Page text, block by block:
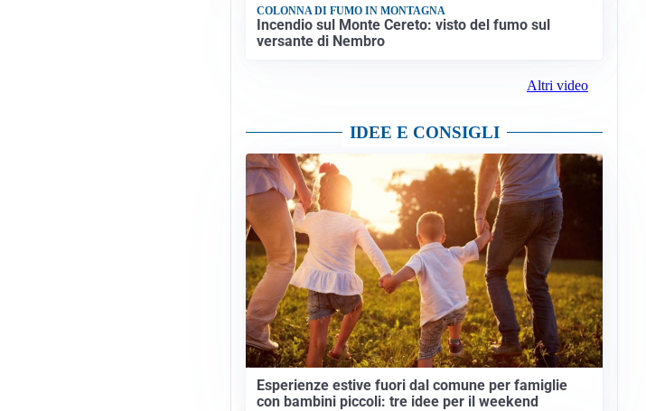
COLONNA DI FUMO IN MONTAGNA
Incendio sul Monte Cereto: visto del fumo sul
versante di Nembro
Altri video
IDEE E CONSIGLI
Esperienze estive fuori dal comune per famiglie
con bambini piccoli: tre idee per il weekend